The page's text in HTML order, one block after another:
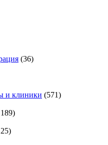
(36)
и клиники (571)